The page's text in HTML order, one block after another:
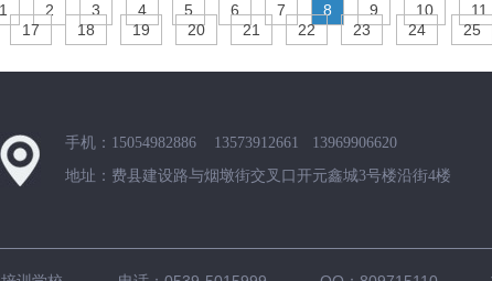
1 2 3 4 5 6 7 8 9 10 11
17
18 19 20 21 22 23 24 25
手机：15054982886 13573912661 13969906620
地址：费县建设路与烟墩街交叉口开元鑫城3号楼沿街4楼